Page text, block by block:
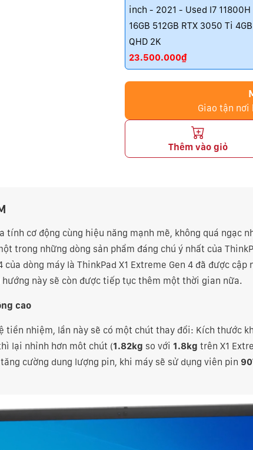
inch - 2021 - Used I7 11800H
16GB 512GB RTX 3050 Ti 4GB
QHD 2K
23.500.000₫
Giao tận nơi
Thêm vào giỏ
tính cơ động cùng hiệu năng mạnh mẽ, không quá ngạc
trong những dòng sản phẩm đáng chú ý nhất của
dòng máy là ThinkPad X1 Extreme Gen 4 đã được cập
hướng này sẽ còn được tiếp tục thêm một thời gian nữa.
cao
tiền nhiệm, lần này sẽ có một chút thay đổi: Kích thước
lại nhỉnh hơn môt chút (1.82kg so với 1.8kg trên X1
cường dung lượng pin, khi máy sẽ sử dụng viên pin